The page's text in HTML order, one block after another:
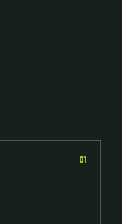
01